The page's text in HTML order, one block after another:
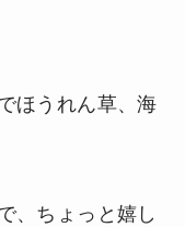
ほうれん草、海
、ちょっと嬉し